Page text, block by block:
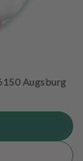
Augsburg